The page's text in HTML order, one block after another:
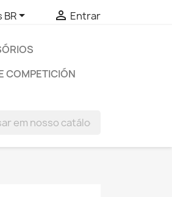
  Entrar
COMPETICIÓN